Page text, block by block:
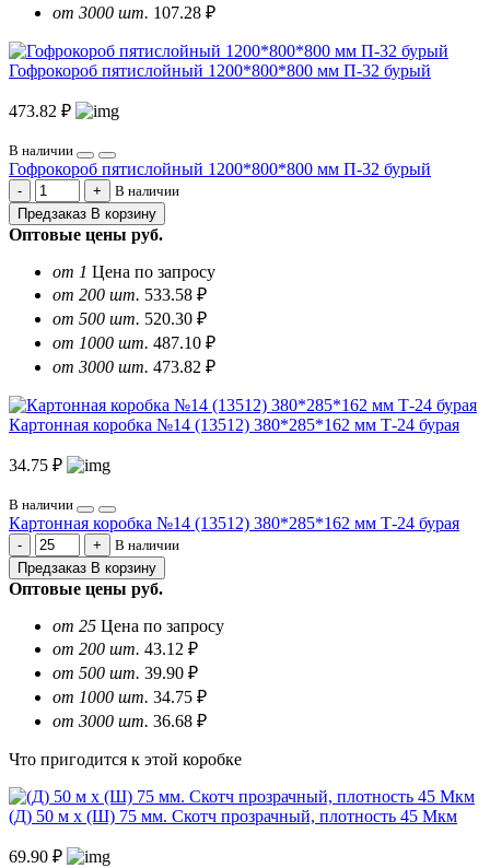
от 3000 шт. 107.28 ₽
Гофрокороб пятислойный 1200*800*800 мм П-32 бурый
473.82 ₽
В наличии
Гофрокороб пятислойный 1200*800*800 мм П-32 бурый
В наличии
Предзаказ В корзину
Оптовые цены руб.
от 1 Цена по запросу
от 200 шт. 533.58 ₽
от 500 шт. 520.30 ₽
от 1000 шт. 487.10 ₽
от 3000 шт. 473.82 ₽
Картонная коробка №14 (13512) 380*285*162 мм Т-24 бурая
34.75 ₽
В наличии
Картонная коробка №14 (13512) 380*285*162 мм Т-24 бурая
В наличии
Предзаказ В корзину
Оптовые цены руб.
от 25 Цена по запросу
от 200 шт. 43.12 ₽
от 500 шт. 39.90 ₽
от 1000 шт. 34.75 ₽
от 3000 шт. 36.68 ₽
Что пригодится к этой коробке
(Д) 50 м х (Ш) 75 мм. Скотч прозрачный, плотность 45 Мкм
69.90 ₽